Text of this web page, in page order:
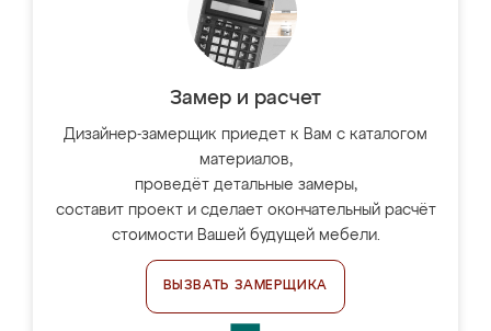
Замер и расчет
Дизайнер-замерщик приедет к Вам с каталогом
материалов,
проведёт детальные замеры,
составит проект и сделает окончательный расчёт
стоимости Вашей будущей мебели.
ВЫЗВАТЬ ЗАМЕРЩИКА